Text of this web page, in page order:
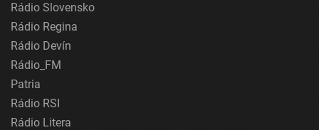
Rádio Slovensko
Rádio Regina
Rádio Devín
Rádio_FM
Patria
Rádio RSI
Rádio Litera